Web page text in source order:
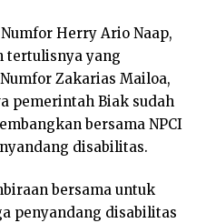
Herry Ario Naap,
tertulisnya yang
Zakarias Mailoa,
pemerintah Biak sudah
bersama NPCI
disabilitas.
bersama untuk
penyandang disabilitas